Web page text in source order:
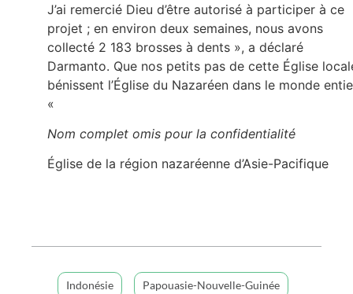
J’ai remercié Dieu d’être autorisé à participer à ce
projet ; en environ deux semaines, nous avons
collecté 2 183 brosses à dents », a déclaré
Darmanto. Que nos petits pas de cette Église
bénissent l’Église du Nazaréen dans le monde
«
Nom complet omis pour la confidentialité
Église de la région nazaréenne d’Asie-Pacifique
Indonésie
Papouasie-Nouvelle-Guinée